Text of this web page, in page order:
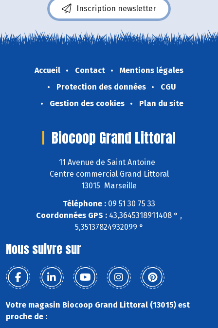
Inscription newsletter
Accueil Contact
Mentions légales
Protection des données
CGU
Gestion des cookies
Plan du site
Biocoop Grand Littoral
11 Avenue de Saint Antoine
Centre commercial Grand Littoral
13015 Marseille
Téléphone : 09 51 30 75 33
Coordonnées GPS : 43,3645318911408 ° ,
5,35137824932099 °
Nous suivre sur
Votre magasin Biocoop Grand Littoral (13015) est
proche de :